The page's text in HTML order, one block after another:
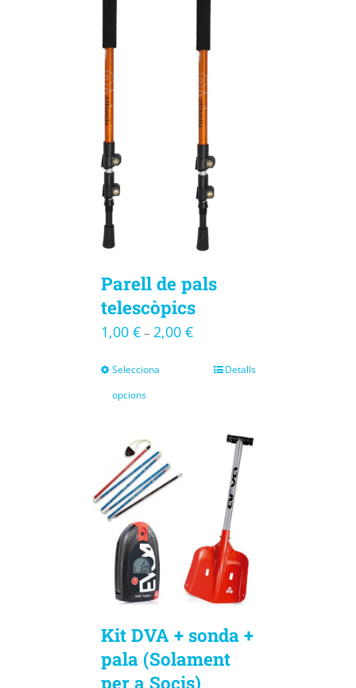
Parell de pals
telescòpics
1,00 €– 2,00 €
Selecciona
opcions
Detalls
Kit DVA + sonda +
pala (Solament
per a Socis)